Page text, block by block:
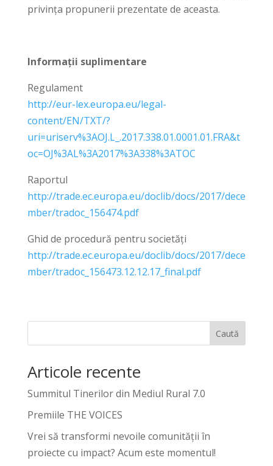
privința propunerii prezentate de aceasta.
Informații suplimentare
Regulament
http://eur-lex.europa.eu/legal-
content/EN/TXT/?
uri=uriserv%3AOJ.L_.2017.338.01.0001.01.FRA&t
oc=OJ%3AL%3A2017%3A338%3ATOC
Raportul
http://trade.ec.europa.eu/doclib/docs/2017/dece
mber/tradoc_156474.pdf
Ghid de procedură pentru societăți
http://trade.ec.europa.eu/doclib/docs/2017/dece
mber/tradoc_156473.12.12.17_final.pdf
Caută
Articole recente
Summitul Tinerilor din Mediul Rural 7.0
Premiile THE VOICES
Vrei să transformi nevoile comunității în
proiecte cu impact? Acum este momentul!